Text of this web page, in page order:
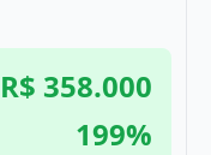
R$ 358.000
199%